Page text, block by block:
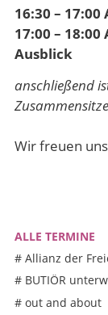
16:30 –
17:00 –
Ausblick
anschließend
Wir freuen
ALLE TERMINE
# Allianz der
# BUTIÖR
# out and about